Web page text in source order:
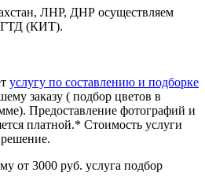
ЛНР, ДНР осуществляем
ГТД (КИТ).
услугу по составлению и подборке
заказу ( подбор цветов в
Предоставление фотографий и
платной.* Стоимость услуги
от 3000 руб. услуга подбор